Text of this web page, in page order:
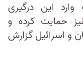
این درگیری
حمایت کرده و
و اسرائیل گزارش